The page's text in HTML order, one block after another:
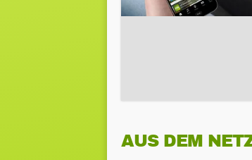
AUS DEM